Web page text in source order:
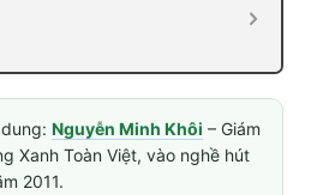
Nguyễn Minh Khôi – Giám
Xanh Toàn Việt, vào nghề hút
2011.